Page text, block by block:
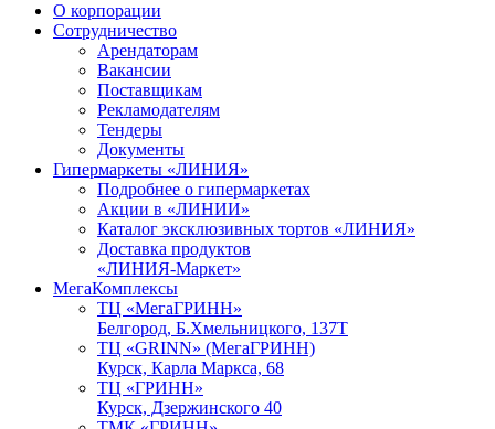
О корпорации
Сотрудничество
Арендаторам
Вакансии
Поставщикам
Рекламодателям
Тендеры
Документы
Гипермаркеты «ЛИНИЯ»
Подробнее о гипермаркетах
Акции в «ЛИНИИ»
Каталог эксклюзивных тортов «ЛИНИЯ»
Доставка продуктов
«ЛИНИЯ-Маркет»
МегаКомплексы
ТЦ «МегаГРИНН»
Белгород, Б.Хмельницкого, 137Т
ТЦ «GRINN» (МегаГРИНН)
Курск, Карла Маркса, 68
ТЦ «ГРИНН»
Курск, Дзержинского 40